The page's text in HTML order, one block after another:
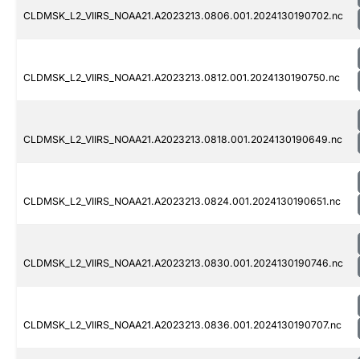
CLDMSK_L2_VIIRS_NOAA21.A2023213.0806.001.2024130190702.nc
CLDMSK_L2_VIIRS_NOAA21.A2023213.0812.001.2024130190750.nc
CLDMSK_L2_VIIRS_NOAA21.A2023213.0818.001.2024130190649.nc
CLDMSK_L2_VIIRS_NOAA21.A2023213.0824.001.2024130190651.nc
CLDMSK_L2_VIIRS_NOAA21.A2023213.0830.001.2024130190746.nc
CLDMSK_L2_VIIRS_NOAA21.A2023213.0836.001.2024130190707.nc